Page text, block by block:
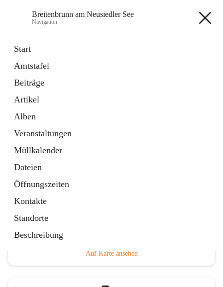
Breitenbrunn am Neusiedler See
Navigation
Start
Amtstafel
Beiträge
Artikel
Alben
Veranstaltungen
Müllkalender
Dateien
Öffnungszeiten
Kontakte
Standorte
Beschreibung
18 Schnellzugriffe
Gemeindeservice
Auf Karte ansehen